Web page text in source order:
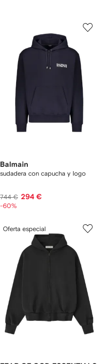
Balmain
sudadera con capucha y logo
744 € 294 €
-60%
Oferta especial